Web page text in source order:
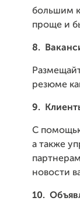
большим
проще и
8.
резюме
9.
С
а также
новости
10.